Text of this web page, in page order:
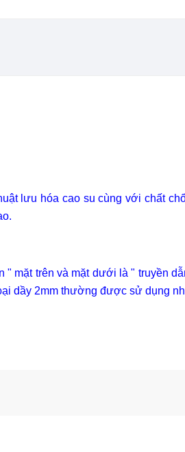
lưu hóa cao su cùng với chất
mặt trên và mặt dưới là " truyền
dầy 2mm thường được sử dụng